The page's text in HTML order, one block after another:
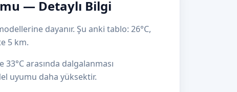
— Detaylı Bilgi
dayanır. Şu anki tablo: 26°C,
5 km.
33°C arasında dalgalanması
uyumu daha yüksektir.